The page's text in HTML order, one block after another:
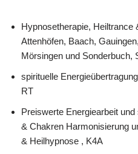
Hypnosetherapie, Heiltrance
Attenhöfen, Baach,
Mörsingen und Sonderbuch,
spirituelle
RT
Preiswerte Energiearbeit
& Chakren Harmonisierung
& Heilhypnose , K4A